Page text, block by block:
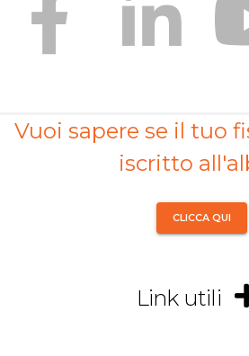
Vuoi sapere se il tuo
iscritto
CLICCA QUI
Link utili